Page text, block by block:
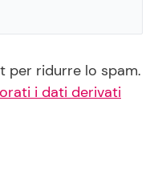
per ridurre lo spam.
i dati derivati